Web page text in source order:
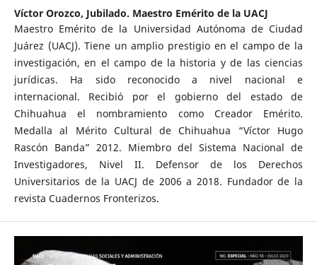
Víctor Orozco, Jubilado. Maestro Emérito de la UACJ
Maestro Emérito de la Universidad Autónoma de Ciudad
Juárez (UACJ). Tiene un amplio prestigio en el campo de la
investigación, en el campo de la historia y de las ciencias
jurídicas. Ha sido reconocido a nivel nacional e
internacional. Recibió por el gobierno del estado de
Chihuahua el nombramiento como Creador Emérito.
Medalla al Mérito Cultural de Chihuahua “Víctor Hugo
Rascón Banda” 2012. Miembro del Sistema Nacional de
Investigadores, Nivel II. Defensor de los Derechos
Universitarios de la UACJ de 2006 a 2018. Fundador de la
revista Cuadernos Fronterizos.